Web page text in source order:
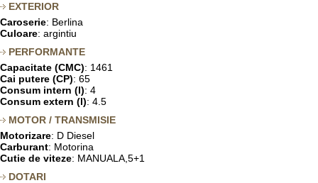
EXTERIOR
Caroserie: Berlina
Culoare: argintiu
PERFORMANTE
Capacitate (CMC): 1461
Cai putere (CP): 65
Consum intern (l): 4
Consum extern (l): 4.5
MOTOR / TRANSMISIE
Motorizare: D Diesel
Carburant: Motorina
Cutie de viteze: MANUALA,5+1
DOTARI